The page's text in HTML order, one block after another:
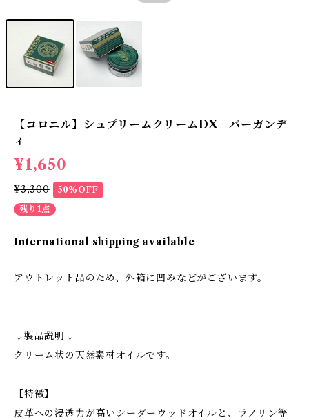
【コロニル】シュプリームクリームDX バーガンデ
ィ
¥1,650
¥3,300
50%OFF
残り1点
International shipping available
アウトレット品のため、外箱に凹みなどがございます。
↓製品説明↓
クリーム状の天然素材オイルです。
【特徴】
皮革への浸透力が高いシーダーウッドオイルと、ラノリン等